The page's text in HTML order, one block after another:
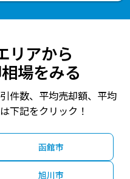
リアから
場をみる
件数、平均売却額、平均
下記をクリック！
函館市
旭川市